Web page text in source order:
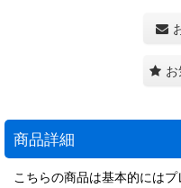
商品詳細
こちらの商品は基本的には